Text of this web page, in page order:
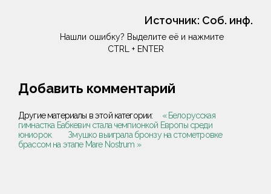
Источник: Соб. инф.
Нашли ошибку? Выделите её и нажмите
CTRL + ENTER
Добавить комментарий
Другие материалы в этой категории:
« Белорусская
гимнастка Бабкевич стала чемпионкой Европы среди
юниорок
Змушко выиграла бронзу на стометровке
брассом на этапе Mare Nostrum »